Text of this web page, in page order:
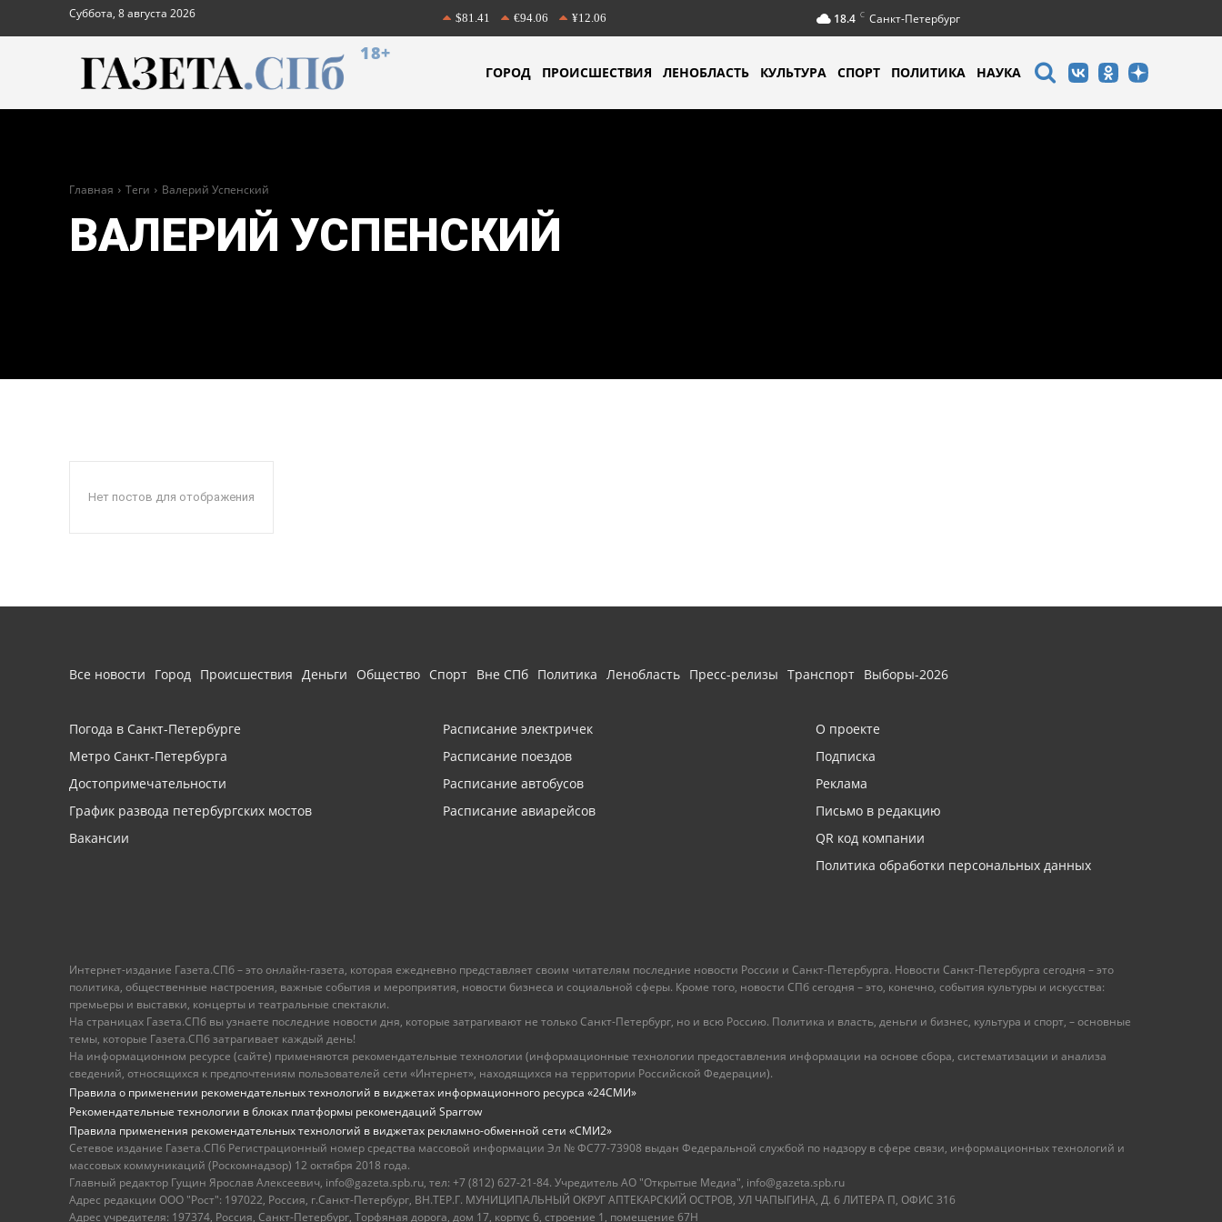
Суббота, 8 августа 2026 $81.41 €94.06 ¥12.06 18.4 C Санкт-Петербург
18+
ГОРОД ПРОИСШЕСТВИЯ ЛЕНОБЛАСТЬ КУЛЬТУРА СПОРТ ПОЛИТИКА НАУКА
Главная Теги Валерий Успенский
ВАЛЕРИЙ УСПЕНСКИЙ
Нет постов для отображения
Все новости Город Происшествия Деньги Общество Спорт Вне СПб Политика Ленобласть Пресс-релизы Транспорт Выборы-2026
Погода в Санкт-Петербурге
Метро Санкт-Петербурга
Достопримечательности
График развода петербургских мостов
Вакансии
Расписание электричек
Расписание поездов
Расписание автобусов
Расписание авиарейсов
О проекте
Подписка
Реклама
Письмо в редакцию
QR код компании
Политика обработки персональных данных
Интернет-издание Газета.СПб – это онлайн-газета, которая ежедневно представляет своим читателям последние новости России и Санкт-Петербурга. Новости Санкт-Петербурга сегодня – это
политика, общественные настроения, важные события и мероприятия, новости бизнеса и социальной сферы. Кроме того, новости СПб сегодня – это, конечно, события культуры и искусства:
премьеры и выставки, концерты и театральные спектакли.
На страницах Газета.СПб вы узнаете последние новости дня, которые затрагивают не только Санкт-Петербург, но и всю Россию. Политика и власть, деньги и бизнес, культура и спорт, – основные
темы, которые Газета.СПб затрагивает каждый день!
На информационном ресурсе (сайте) применяются рекомендательные технологии (информационные технологии предоставления информации на основе сбора, систематизации и анализа
сведений, относящихся к предпочтениям пользователей сети «Интернет», находящихся на территории Российской Федерации).
Правила о применении рекомендательных технологий в виджетах информационного ресурса «24СМИ»
Рекомендательные технологии в блоках платформы рекомендаций Sparrow
Правила применения рекомендательных технологий в виджетах рекламно-обменной сети «СМИ2»
Сетевое издание Газета.СПб Регистрационный номер средства массовой информации Эл № ФС77-73908 выдан Федеральной службой по надзору в сфере связи, информационных технологий и
массовых коммуникаций (Роскомнадзор) 12 октября 2018 года.
Главный редактор Гущин Ярослав Алексеевич, info@gazeta.spb.ru, тел: +7 (812) 627-21-84. Учредитель АО "Открытые Медиа", info@gazeta.spb.ru
Адрес редакции ООО "Рост": 197022, Россия, г.Санкт-Петербург, ВН.ТЕР.Г. МУНИЦИПАЛЬНЫЙ ОКРУГ АПТЕКАРСКИЙ ОСТРОВ, УЛ ЧАПЫГИНА, Д. 6 ЛИТЕРА П, ОФИС 316
Адрес учредителя: 197374, Россия, Санкт-Петербург, Торфяная дорога, дом 17, корпус 6, строение 1, помещение 67Н